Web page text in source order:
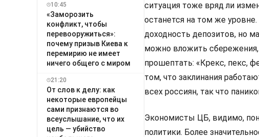
10:45
«Заморозить
конфликт, чтобы
перевооружиться»:
почему призыв Киева к
перемирию не имеет
ничего общего с миром
21:20
От слов к делу: как
некоторые европейцы
сами признаются во
всеуслышание, что их
цель — убийство
ситуация тоже вряд ли
останется на том же
доходность депозитов, но
можно вложить сбережения,
прошептать: «Крекс, пекс,
том, что заклинания
всех россиян, так что
Экономисты ЦБ, видимо,
политики. Более